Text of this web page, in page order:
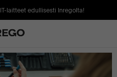
laitteet edullisesti Inregolta!